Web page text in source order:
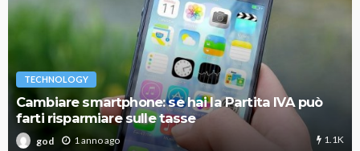
TECHNOLOGY
Cambiare smartphone: se hai la Partita IVA può
farti risparmiare sulle tasse
god 1 anno ago 1.1K